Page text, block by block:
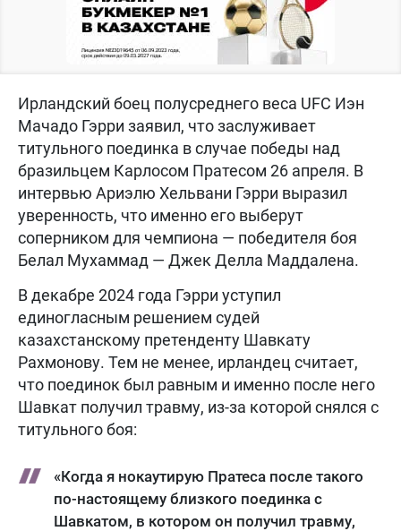
Ирландский боец полусреднего веса UFC Иэн
Мачадо Гэрри заявил, что заслуживает
титульного поединка в случае победы над
бразильцем Карлосом Пратесом 26 апреля. В
интервью Ариэлю Хельвани Гэрри выразил
уверенность, что именно его выберут
соперником для чемпиона — победителя боя
Белал Мухаммад — Джек Делла Маддалена.
В декабре 2024 года Гэрри уступил
единогласным решением судей
казахстанскому претенденту Шавкату
Рахмонову. Тем не менее, ирландец считает,
что поединок был равным и именно после него
Шавкат получил травму, из-за которой снялся с
титульного боя:
«Когда я нокаутирую Пратеса после такого
по-настоящему близкого поединка с
Шавкатом, в котором он получил травму,